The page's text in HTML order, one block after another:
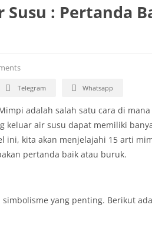
: Pertanda
Telegram Whatsapp
adalah salah satu cara di
keluar air susu dapat memiliki
ini, kita akan menjelajahi 15 arti
pertanda baik atau buruk.
yang penting. Berikut